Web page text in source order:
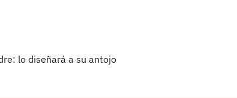
lo diseñará a su antojo